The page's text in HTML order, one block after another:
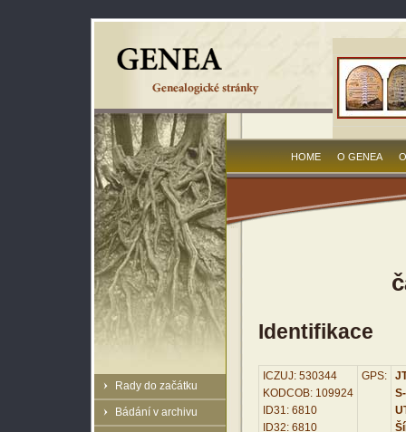
Rady do začátku
Bádání v archivu
HOME O GENEA
Identifikace
ICZUJ: 530344
KODCOB: 109924
ID31: 6810
ID32: 6810
GPS: